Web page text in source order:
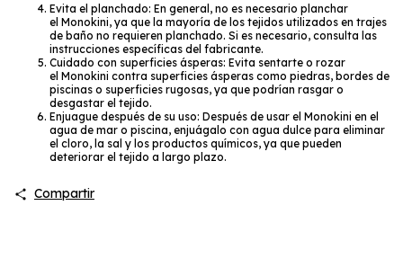
Evita el planchado: En general, no es necesario planchar
el Monokini, ya que la mayoría de los tejidos utilizados en trajes
de baño no requieren planchado. Si es necesario, consulta las
instrucciones específicas del fabricante.
Cuidado con superficies ásperas: Evita sentarte o rozar
el Monokini contra superficies ásperas como piedras, bordes de
piscinas o superficies rugosas, ya que podrían rasgar o
desgastar el tejido.
Enjuague después de su uso: Después de usar el Monokini en el
agua de mar o piscina, enjuágalo con agua dulce para eliminar
el cloro, la sal y los productos químicos, ya que pueden
deteriorar el tejido a largo plazo.
Compartir